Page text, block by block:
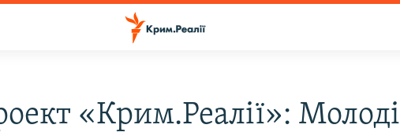
«Крим.Реалії»: Молоді